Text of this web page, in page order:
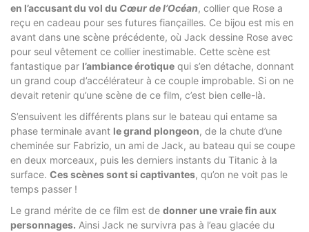
en l’accusant du vol du Cœur de l’Océan, collier que Rose a
reçu en cadeau pour ses futures fiançailles. Ce bijou est mis en
avant dans une scène précédente, où Jack dessine Rose avec
pour seul vêtement ce collier inestimable. Cette scène est
fantastique par l’ambiance érotique qui s’en détache, donnant
un grand coup d’accélérateur à ce couple improbable. Si on ne
devait retenir qu’une scène de ce film, c’est bien celle-là.
S’ensuivent les différents plans sur le bateau qui entame sa
phase terminale avant le grand plongeon, de la chute d’une
cheminée sur Fabrizio, un ami de Jack, au bateau qui se coupe
en deux morceaux, puis les derniers instants du Titanic à la
surface. Ces scènes sont si captivantes, qu’on ne voit pas le
temps passer !
Le grand mérite de ce film est de donner une vraie fin aux
personnages. Ainsi Jack ne survivra pas à l’eau glacée du